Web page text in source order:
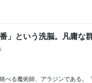
」という洗脳。凡庸な
べる魔術師、アラジンである